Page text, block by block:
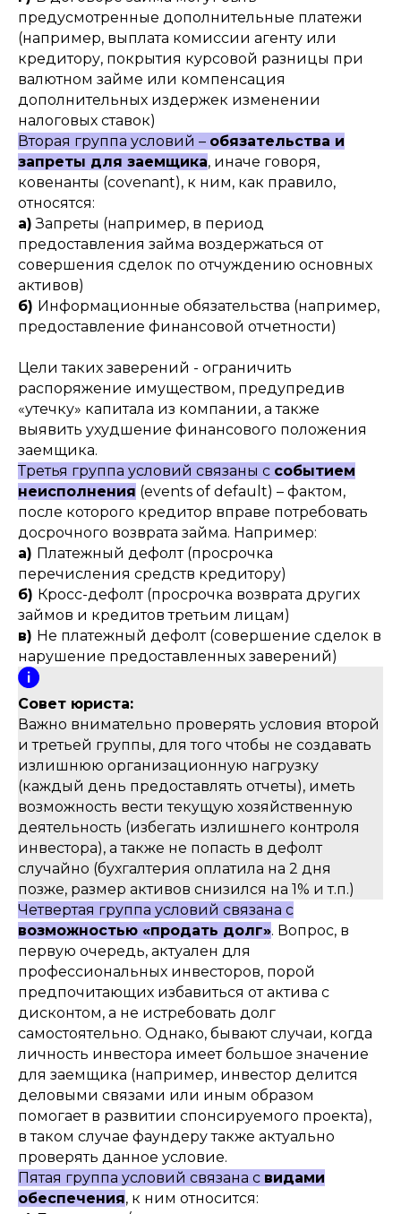
предусмотренные дополнительные платежи
(например, выплата комиссии агенту или
кредитору, покрытия курсовой разницы при
валютном займе или компенсация
дополнительных издержек изменении
налоговых ставок)
Вторая группа условий – обязательства и
запреты для заемщика, иначе говоря,
ковенанты (covenant), к ним, как правило,
относятся:
а) Запреты (например, в период
предоставления займа воздержаться от
совершения сделок по отчуждению основных
активов)
б) Информационные обязательства (например,
предоставление финансовой отчетности)
Цели таких заверений - ограничить
распоряжение имуществом, предупредив
«утечку» капитала из компании, а также
выявить ухудшение финансового положения
заемщика.
Третья группа условий связаны с событием
неисполнения (events of default) – фактом,
после которого кредитор вправе потребовать
досрочного возврата займа. Например:
а) Платежный дефолт (просрочка
перечисления средств кредитору)
б) Кросс-дефолт (просрочка возврата других
займов и кредитов третьим лицам)
в) Не платежный дефолт (совершение сделок в
нарушение предоставленных заверений)
Совет юриста:
Важно внимательно проверять условия второй
и третьей группы, для того чтобы не создавать
излишнюю организационную нагрузку
(каждый день предоставлять отчеты), иметь
возможность вести текущую хозяйственную
деятельность (избегать излишнего контроля
инвестора), а также не попасть в дефолт
случайно (бухгалтерия оплатила на 2 дня
позже, размер активов снизился на 1% и т.п.)
Четвертая группа условий связана с
возможностью «продать долг». Вопрос, в
первую очередь, актуален для
профессиональных инвесторов, порой
предпочитающих избавиться от актива с
дисконтом, а не истребовать долг
самостоятельно. Однако, бывают случаи, когда
личность инвестора имеет большое значение
для заемщика (например, инвестор делится
деловыми связами или иным образом
помогает в развитии спонсируемого проекта),
в таком случае фаундеру также актуально
проверять данное условие.
Пятая группа условий связана с видами
обеспечения, к ним относится: